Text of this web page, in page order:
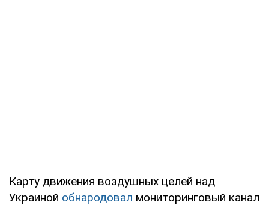
Карту движения воздушных целей над
Украиной обнародовал мониторинговый канал